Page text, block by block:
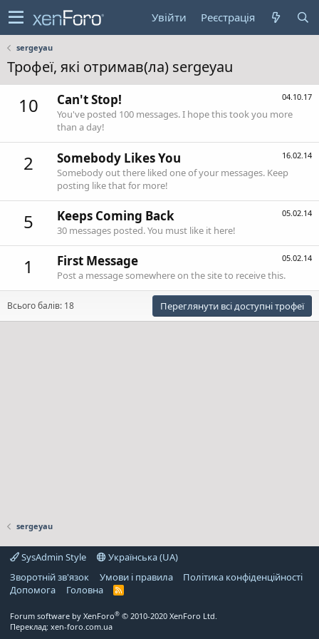
Увійти Реєстрація
sergeyau
Трофеї, які отримав(ла) sergeyau
10 04.10.17
Can't Stop!
You've posted 100 messages. I hope this took you more
than a day!
2 16.02.14
Somebody Likes You
Somebody out there liked one of your messages. Keep
posting like that for more!
5 05.02.14
Keeps Coming Back
30 messages posted. You must like it here!
1 05.02.14
First Message
Post a message somewhere on the site to receive this.
Всього балів: 18 Переглянути всі доступні трофеї
sergeyau
SysAdmin Style
Українська (UA)
Зворотній зв'язок
Умови і правила
Політика конфіденційності
Дoпoмoга
Головна
R
Forum software by XenForo® © 2010-2020 XenForo Ltd.
Переклад: xen-foro.com.ua